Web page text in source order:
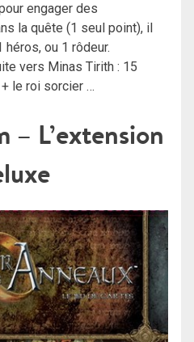
engager des
la quête (1 seul point), il
ou 1 rôdeur.
vers Minas Tirith : 15
le roi sorcier …
– L’extension